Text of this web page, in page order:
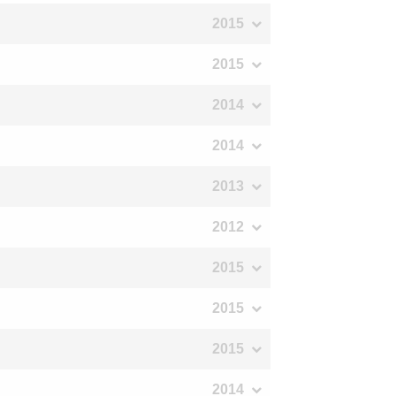
2015
2015
2014
2014
2013
2012
2015
2015
2015
2014